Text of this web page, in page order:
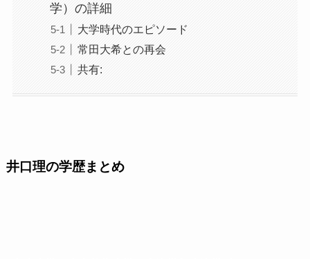
学）の詳細
大学時代のエピソード
常田大希との再会
共有:
井口理の学歴まとめ